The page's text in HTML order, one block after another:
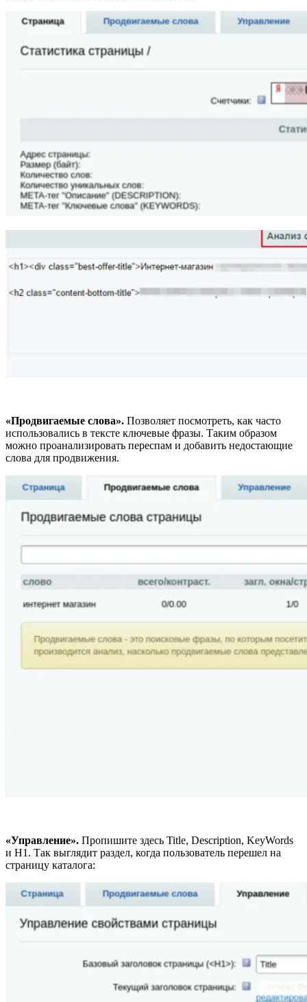
«Продвигаемые слова». Позволяет посмотреть, как часто
использовались в тексте ключевые фразы. Таким образом
можно проанализировать переспам и добавить недостающие
слова для продвижения.
«Управление». Пропишите здесь Title, Description, KeyWords
и H1. Так выглядит раздел, когда пользователь перешел на
страницу каталога: